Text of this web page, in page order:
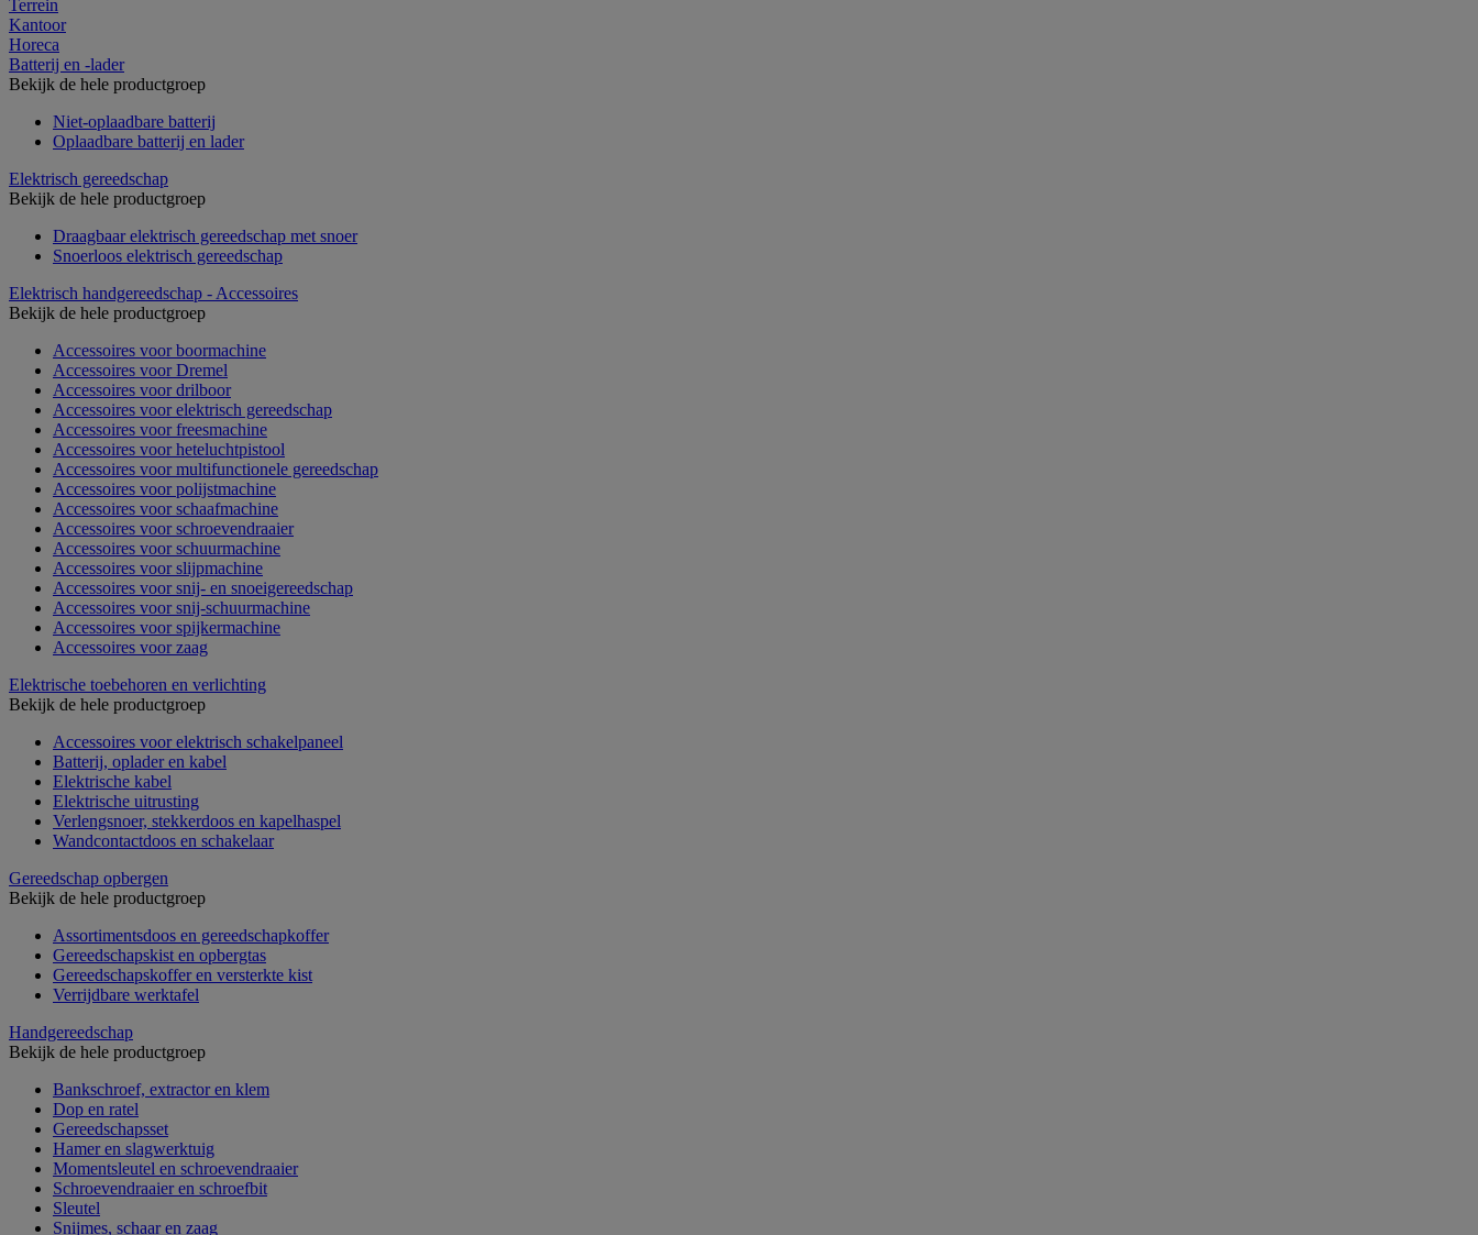
Terrein
Kantoor
Horeca
Batterij en -lader
Bekijk de hele productgroep
Niet-oplaadbare batterij
Oplaadbare batterij en lader
Elektrisch gereedschap
Bekijk de hele productgroep
Draagbaar elektrisch gereedschap met snoer
Snoerloos elektrisch gereedschap
Elektrisch handgereedschap - Accessoires
Bekijk de hele productgroep
Accessoires voor boormachine
Accessoires voor Dremel
Accessoires voor drilboor
Accessoires voor elektrisch gereedschap
Accessoires voor freesmachine
Accessoires voor heteluchtpistool
Accessoires voor multifunctionele gereedschap
Accessoires voor polijstmachine
Accessoires voor schaafmachine
Accessoires voor schroevendraaier
Accessoires voor schuurmachine
Accessoires voor slijpmachine
Accessoires voor snij- en snoeigereedschap
Accessoires voor snij-schuurmachine
Accessoires voor spijkermachine
Accessoires voor zaag
Elektrische toebehoren en verlichting
Bekijk de hele productgroep
Accessoires voor elektrisch schakelpaneel
Batterij, oplader en kabel
Elektrische kabel
Elektrische uitrusting
Verlengsnoer, stekkerdoos en kapelhaspel
Wandcontactdoos en schakelaar
Gereedschap opbergen
Bekijk de hele productgroep
Assortimentsdoos en gereedschapkoffer
Gereedschapskist en opbergtas
Gereedschapskoffer en versterkte kist
Verrijdbare werktafel
Handgereedschap
Bekijk de hele productgroep
Bankschroef, extractor en klem
Dop en ratel
Gereedschapsset
Hamer en slagwerktuig
Momentsleutel en schroevendraaier
Schroevendraaier en schroefbit
Sleutel
Snijmes, schaar en zaag